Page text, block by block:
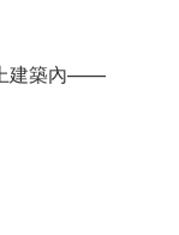
建築內——